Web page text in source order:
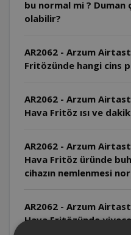
bu normal mi ? Duman
olabilir?
AR2062 - Arzum
Fritözünde hangi cins
AR2062 - Arzum
Hava Fritöz ısı ve
AR2062 - Arzum
Hava Fritöz üründe
cihazın nemlenmesi
AR2062 - Arzum
Hava Fritözünde yiyecekleri